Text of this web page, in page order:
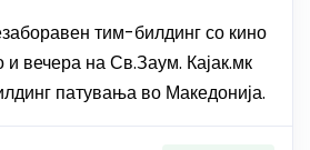
тим-билдинг со кино
вечера на Св.Заум. Кајак.мк
патувања во Македонија.